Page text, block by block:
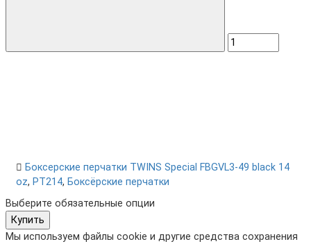
Боксерские перчатки TWINS Special FBGVL3-49 black 14
oz, PT214, Боксёрские перчатки
Выберите обязательные опции
Купить
Мы используем файлы cookie и другие средства сохранения